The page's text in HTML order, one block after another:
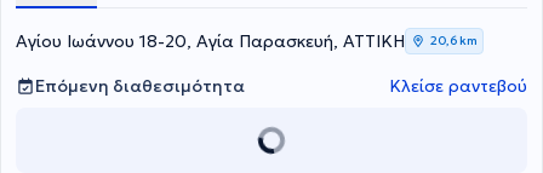
Αγίου Ιωάννου 18-20, Αγία Παρασκευή, ΑΤΤΙΚΗ 20,6 km
Επόμενη διαθεσιμότητα Κλείσε ραντεβού